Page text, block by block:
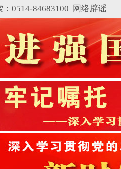
0514-84683100 网络辟谣